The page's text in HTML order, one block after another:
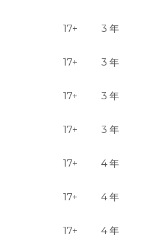
17+ 3 年
17+ 3 年
17+ 3 年
17+ 3 年
17+ 4 年
17+ 4 年
17+ 4 年